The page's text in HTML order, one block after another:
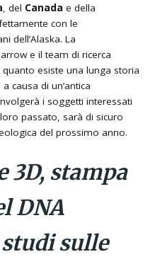
, del Canada e della
con le
dell’Alaska. La
e il team di ricerca
esiste una lunga storia
causa di un’antica
i soggetti interessati
passato, sarà di sicuro
del prossimo anno.
3D, stampa
DNA
sulle